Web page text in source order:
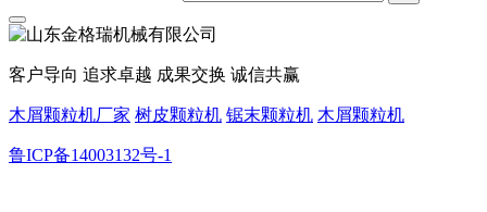
客户导向 追求卓越 成果交换 诚信共赢
木屑颗粒机厂家 树皮颗粒机 锯末颗粒机 木屑颗粒机
鲁ICP备14003132号-1